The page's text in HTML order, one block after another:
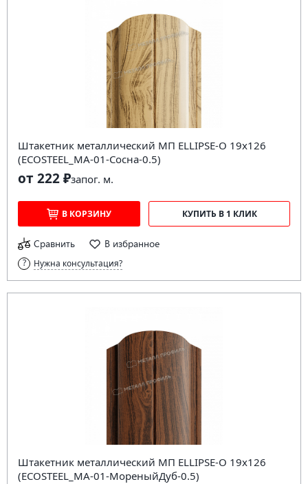
Штакетник металлический МП ELLIPSE-O 19х126
(ECOSTEEL_MA-01-Сосна-0.5)
от 222 ₽запог. м.
В КОРЗИНУ КУПИТЬ В 1 КЛИК
Сравнить В избранное
Нужна консультация?
Штакетник металлический МП ELLIPSE-O 19х126
(ECOSTEEL_MA-01-МореныйДуб-0.5)